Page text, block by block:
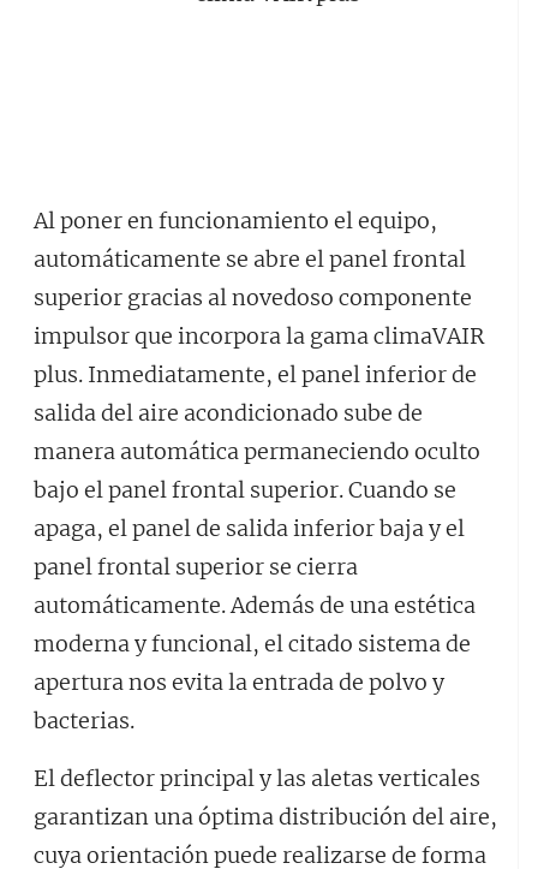
Al poner en funcionamiento el equipo,
automáticamente se abre el panel frontal
superior gracias al novedoso componente
impulsor que incorpora la gama climaVAIR
plus. Inmediatamente, el panel inferior de
salida del aire acondicionado sube de
manera automática permaneciendo oculto
bajo el panel frontal superior. Cuando se
apaga, el panel de salida inferior baja y el
panel frontal superior se cierra
automáticamente. Además de una estética
moderna y funcional, el citado sistema de
apertura nos evita la entrada de polvo y
bacterias.
El deflector principal y las aletas verticales
garantizan una óptima distribución del aire,
cuya orientación puede realizarse de forma